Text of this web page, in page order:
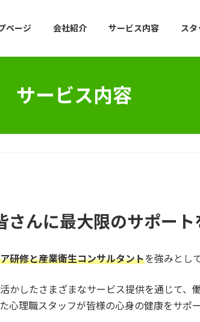
ページ 会社紹介 サービス内容 ス
サービス内容
んに最大限のサポート
研修と産業衛生コンサルタントを強みとし
かしたさまざまなサービス提供を通じて、
理職スタッフが皆様の心身の健康をサポー